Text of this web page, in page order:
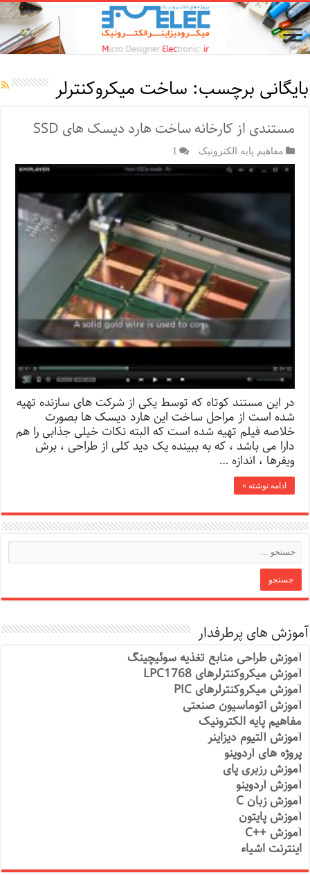
بایگانی برچسب: ساخت میکروکنترلر
مستندی از کارخانه ساخت هارد دیسک های SSD
مفاهیم پایه الکترونیک 1
در این مستند کوتاه که توسط یکی از شرکت های سازنده تهیه
شده است از مراحل ساخت این هارد دیسک ها بصورت
خلاصه فیلم تهیه شده است که البته نکات خیلی جذابی را هم
دارا می باشد ، که به ببینده یک دید کلی از طراحی ، برش
ویفرها ، اندازه …
ادامه نوشته »
آموزش های پرطرفدار
آموزش طراحی منابع تغذیه سوئیچینگ
آموزش میکروکنترلرهای LPC1768
آموزش میکروکنترلرهای PIC
آموزش اتوماسیون صنعتی
مفاهیم پایه الکترونیک
آموزش آلتیوم دیزاینر
پروژه های آردوینو
آموزش رزبری پای
آموزش آردوینو
آموزش زبان C
آموزش پایتون
آموزش ++C
اینترنت اشیاء